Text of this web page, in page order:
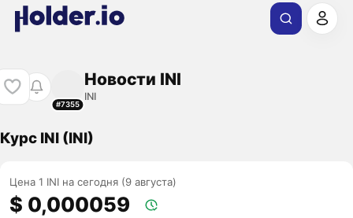
#7355
Новости INI
INI
Курс INI (INI)
Цена 1 INI на сегодня (9 августа)
$ 0,000059